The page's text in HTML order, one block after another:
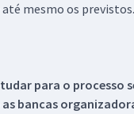
mesmo os
para o
bancas